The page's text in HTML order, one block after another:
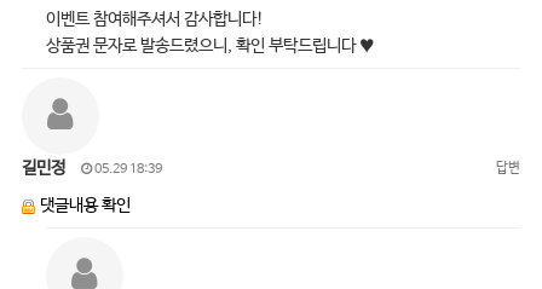
이벤트 참여해주셔서 감사합니다!
상품권 문자로 발송드렸으니, 확인 부탁드립니다 ♥
길민정 05.29 18:39 답변
댓글내용 확인